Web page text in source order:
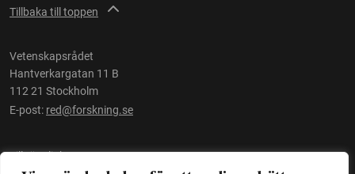
Tillbaka till toppen
Vetenskapsrådet
Hantverkargatan 11 B
112 21 Stockholm
E-post: red@forskning.se
Tillgänglighet